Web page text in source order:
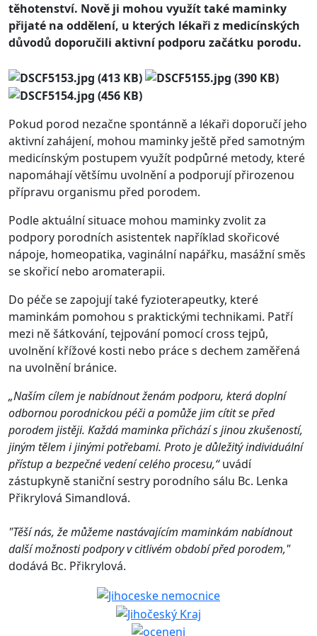
těhotenství. Nově ji mohou využít také maminky
přijaté na oddělení, u kterých lékaři z medicínských
důvodů doporučili aktivní podporu začátku porodu.
Pokud porod nezačne spontánně a lékaři doporučí jeho
aktivní zahájení, mohou maminky ještě před samotným
medicínským postupem využít podpůrné metody, které
napomáhají většímu uvolnění a podporují přirozenou
přípravu organismu před porodem.
Podle aktuální situace mohou maminky zvolit za
podpory porodních asistentek například skořicové
nápoje, homeopatika, vaginální napářku, masážní směs
se skořicí nebo aromaterapii.
Do péče se zapojují také fyzioterapeutky, které
maminkám pomohou s praktickými technikami. Patří
mezi ně šátkování, tejpování pomocí cross tejpů,
uvolnění křížové kosti nebo práce s dechem zaměřená
na uvolnění bránice.
„Naším cílem je nabídnout ženám podporu, která doplní
odbornou porodnickou péči a pomůže jim cítit se před
porodem jistěji. Každá maminka přichází s jinou zkušeností,
jiným tělem i jinými potřebami. Proto je důležitý individuální
přístup a bezpečné vedení celého procesu,“uvádí
zástupkyně staniční sestry porodního sálu Bc. Lenka
Přikrylová Simandlová.
"Těší nás, že můžeme nastávajícím maminkám nabídnout
další možnosti podpory v citlivém období před porodem,"
dodává Bc. Přikrylová.